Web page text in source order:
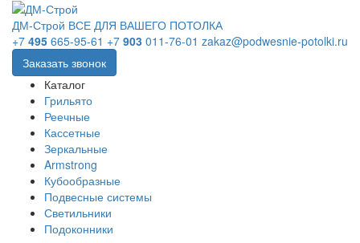
ДМ-Строй ВСЕ ДЛЯ ВАШЕГО ПОТОЛКА
+7 495 665-95-61 +7 903 011-76-01 zakaz@podwesnie-potolki.ru
Заказать звонок
Каталог
Грильято
Реечные
Кассетные
Зеркальные
Armstrong
Кубообразные
Подвесные системы
Светильники
Подоконники